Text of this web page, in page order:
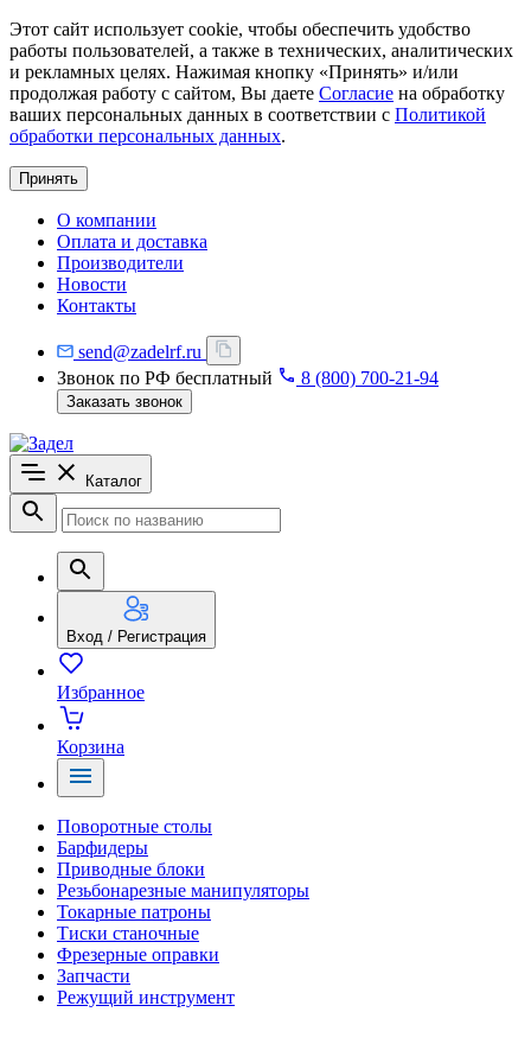
Этот сайт использует cookie, чтобы обеспечить удобство
работы пользователей, а также в технических, аналитических
и рекламных целях. Нажимая кнопку «Принять» и/или
продолжая работу с сайтом, Вы даете Согласие на обработку
ваших персональных данных в соответствии с Политикой
обработки персональных данных.
Принять
О компании
Оплата и доставка
Производители
Новости
Контакты
send@zadelrf.ru
Звонок по РФ бесплатный
8 (800) 700-21-94
Заказать звонок
Каталог
Вход / Регистрация
Избранное
Корзина
Поворотные столы
Барфидеры
Приводные блоки
Резьбонарезные манипуляторы
Токарные патроны
Тиски станочные
Фрезерные оправки
Запчасти
Режущий инструмент